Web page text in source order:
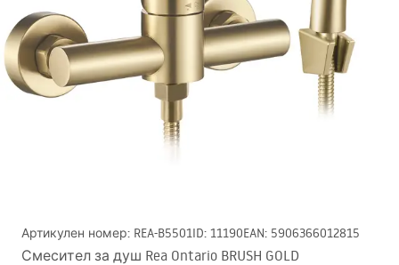
Артикулен номер: REA-B5501ID: 11190EAN: 5906366012815
Смесител за душ Rea Ontario BRUSH GOLD